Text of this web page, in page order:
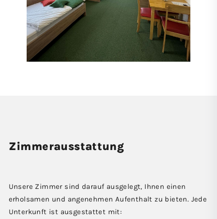
Zimmer­ausstattung
Unsere Zimmer sind darauf ausgelegt, Ihnen einen
erholsamen und angenehmen Aufenthalt zu bieten. Jede
Unterkunft ist ausgestattet mit: